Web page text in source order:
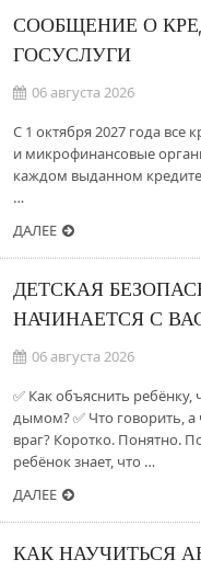
СООБЩЕНИЕ О
ГОСУСЛУГИ
06 августа 2026
С 1 октября 2027 года
и микрофинансовые
каждом выданном
…
ДАЛЕЕ
ДЕТСКАЯ
НАЧИНАЕТСЯ С
06 августа 2026
✅ Как объяснить ребёнку,
дымом? ✅ Что говорить,
враг? Коротко. Понятно.
ребёнок знает, что …
ДАЛЕЕ
КАК НАУЧИТЬСЯ